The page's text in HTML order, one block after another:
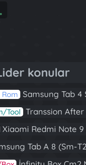
konular
Samsung Tab 4 Sm-T230 Android 7.1 Stabil Eba
Tool Transsion After Sales Tool V1.5.1 Full (Tüm Mtk Işlemcili Cihazları
Xiaomi Redmi Note 9 (Merlin) Nvram Yedeği Fix
Tab A 8 (Sm-T297) U4 Frp